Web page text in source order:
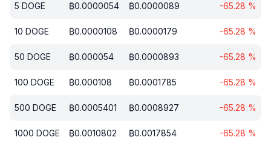
5 DOGE ₿0.0000054 ₿0.0000089 -65.28 %
10 DOGE ₿0.0000108 ₿0.0000179 -65.28 %
50 DOGE ₿0.000054 ₿0.0000893 -65.28 %
100 DOGE ₿0.000108 ₿0.0001785 -65.28 %
500 DOGE ₿0.0005401 ₿0.0008927 -65.28 %
1000 DOGE ₿0.0010802 ₿0.0017854 -65.28 %